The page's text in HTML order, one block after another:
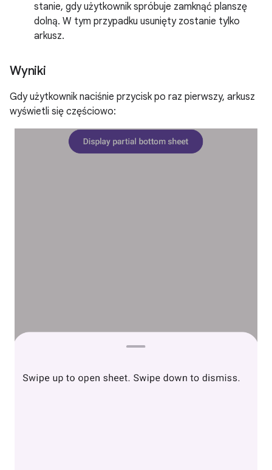
stanie, gdy użytkownik spróbuje zamknąć planszę
dolną. W tym przypadku usunięty zostanie tylko
arkusz.
Wyniki
Gdy użytkownik naciśnie przycisk po raz pierwszy, arkusz
wyświetli się częściowo: